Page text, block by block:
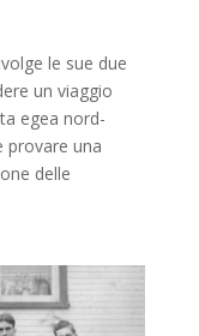
le sue due
un viaggio
egea nord-
provare una
delle